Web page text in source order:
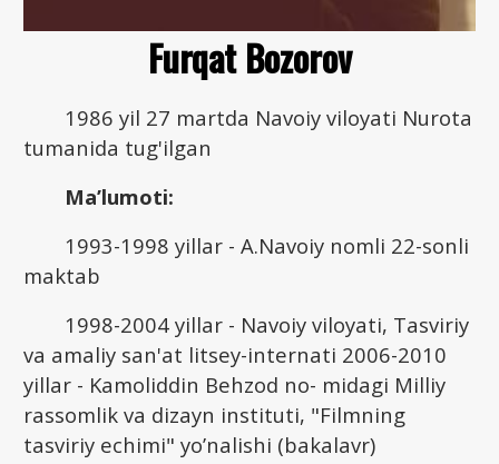
Furqat Bozorov
1986 yil 27 martda Navoiy viloyati Nurota
tumanida tug'ilgan
Ma’lumoti:
1993-1998 yillar - A.Navoiy nomli 22-sonli
maktab
1998-2004 yillar - Navoiy viloyati, Tasviriy
va amaliy san'at litsey-internati 2006-2010
yillar - Kamoliddin Behzod no- midagi Milliy
rassomlik va dizayn instituti, "Filmning
tasviriy echimi" yo’nalishi (bakalavr)